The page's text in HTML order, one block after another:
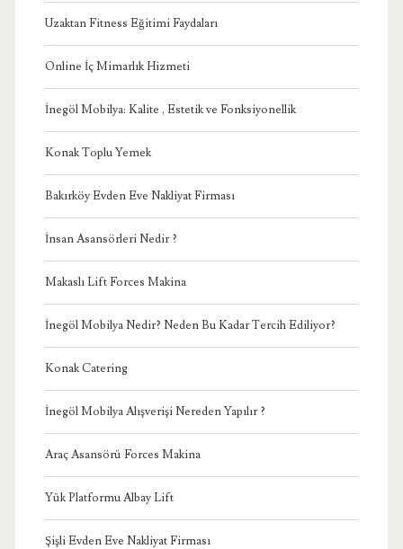
Uzaktan Fitness Eğitimi Faydaları
Online İç Mimarlık Hizmeti
İnegöl Mobilya: Kalite , Estetik ve Fonksiyonellik
Konak Toplu Yemek
Bakırköy Evden Eve Nakliyat Firması
İnsan Asansörleri Nedir ?
Makaslı Lift Forces Makina
İnegöl Mobilya Nedir? Neden Bu Kadar Tercih Ediliyor?
Konak Catering
İnegöl Mobilya Alışverişi Nereden Yapılır ?
Araç Asansörü Forces Makina
Yük Platformu Albay Lift
Şişli Evden Eve Nakliyat Firması